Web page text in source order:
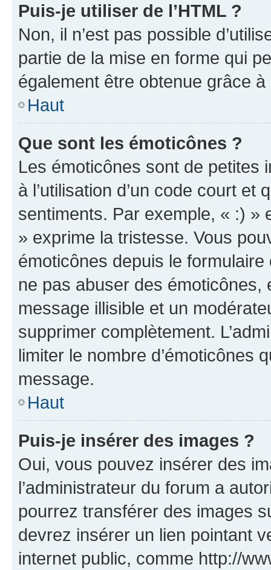
Puis-je utiliser de l’HTML ?
Non, il n’est pas possible
partie de la mise en forme qui
également être obtenue grâce à
Haut
Que sont les émoticônes ?
Les émoticônes sont de petites
à l’utilisation d’un code court et
sentiments. Par exemple, « :) »
» exprime la tristesse. Vous
émoticônes depuis le
ne pas abuser des
message illisible et un
supprimer complètement.
limiter le nombre d’émoticônes
message.
Haut
Puis-je insérer des images ?
Oui, vous pouvez insérer des
l’administrateur du forum a
pourrez transférer des images
devrez insérer un lien pointant
internet public, comme http://